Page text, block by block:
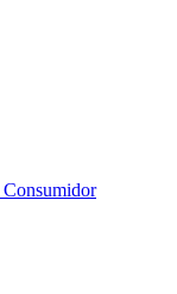
Consumidor